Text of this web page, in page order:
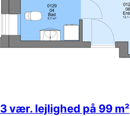
3 vær. lejlighed på 99 m²